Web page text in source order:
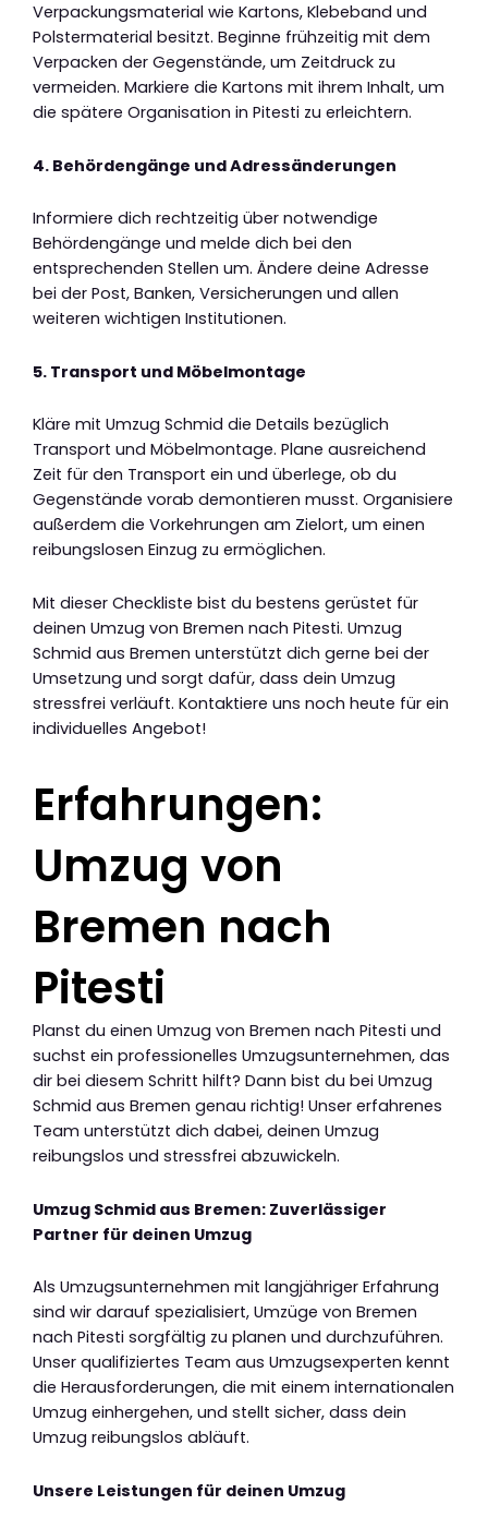
Verpackungsmaterial wie Kartons, Klebeband und
Polstermaterial besitzt. Beginne frühzeitig mit dem
Verpacken der Gegenstände, um Zeitdruck zu
vermeiden. Markiere die Kartons mit ihrem Inhalt, um
die spätere Organisation in Pitesti zu erleichtern.
4. Behördengänge und Adressänderungen
Informiere dich rechtzeitig über notwendige
Behördengänge und melde dich bei den
entsprechenden Stellen um. Ändere deine Adresse
bei der Post, Banken, Versicherungen und allen
weiteren wichtigen Institutionen.
5. Transport und Möbelmontage
Kläre mit Umzug Schmid die Details bezüglich
Transport und Möbelmontage. Plane ausreichend
Zeit für den Transport ein und überlege, ob du
Gegenstände vorab demontieren musst. Organisiere
außerdem die Vorkehrungen am Zielort, um einen
reibungslosen Einzug zu ermöglichen.
Mit dieser Checkliste bist du bestens gerüstet für
deinen Umzug von Bremen nach Pitesti. Umzug
Schmid aus Bremen unterstützt dich gerne bei der
Umsetzung und sorgt dafür, dass dein Umzug
stressfrei verläuft. Kontaktiere uns noch heute für ein
individuelles Angebot!
Erfahrungen:
Umzug von
Bremen nach
Pitesti
Planst du einen Umzug von Bremen nach Pitesti und
suchst ein professionelles Umzugsunternehmen, das
dir bei diesem Schritt hilft? Dann bist du bei Umzug
Schmid aus Bremen genau richtig! Unser erfahrenes
Team unterstützt dich dabei, deinen Umzug
reibungslos und stressfrei abzuwickeln.
Umzug Schmid aus Bremen: Zuverlässiger
Partner für deinen Umzug
Als Umzugsunternehmen mit langjähriger Erfahrung
sind wir darauf spezialisiert, Umzüge von Bremen
nach Pitesti sorgfältig zu planen und durchzuführen.
Unser qualifiziertes Team aus Umzugsexperten kennt
die Herausforderungen, die mit einem internationalen
Umzug einhergehen, und stellt sicher, dass dein
Umzug reibungslos abläuft.
Unsere Leistungen für deinen Umzug